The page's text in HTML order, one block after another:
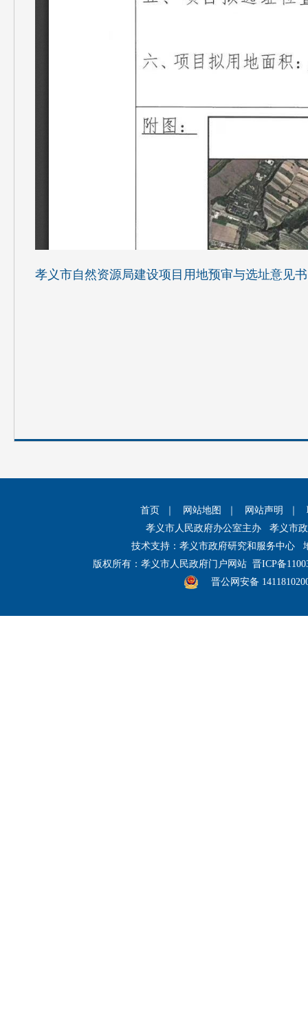
孝义市自然资源局建设项目用地预审与选址意见书
首页 网站地图 网站声明
孝义市人民政府办公室主办 孝义市
技术支持：孝义市政府研究和服务中心
版权所有：孝义市人民政府门户网站 晋ICP备
晋公网安备